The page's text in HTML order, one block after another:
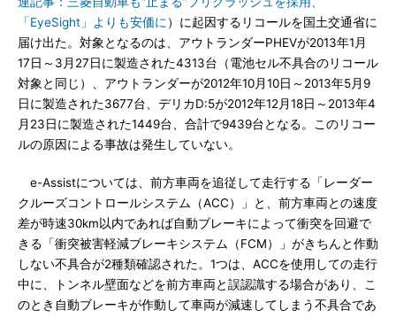
「EyeSight」よりも安価に ）に起因するリコールを国土交通省に
届け出た。対象となるのは、アウトランダーPHEVが2013年1月
17日～3月27日に製造された4313台（電池セル不具合のリコール
対象と同じ）、アウトランダーが2012年10月10日～2013年5月9
日に製造された3677台、デリカD:5が2012年12月18日～2013年4
月23日に製造された1449台、合計で9439台となる。このリコー
ルの原因による事故は発生していない。
e-Assistについては、前方車両を追従して走行する「レーダー
クルーズコントロールシステム（ACC）」と、前方車両との速度
差が時速30km以内であれば自動ブレーキによって衝突を回避で
きる「衝突被害軽減ブレーキシステム（FCM）」がきちんと作動
しない不具合が2種類確認された。1つは、ACCを使用しての走行
中に、トンネル壁面などを前方車両と誤認識する場合があり、こ
のとき自動ブレーキが作動して車両が減速してしまう不具合であ